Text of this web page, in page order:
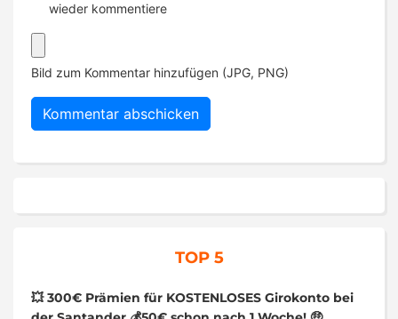
wieder kommentiere
Bild zum Kommentar hinzufügen (JPG, PNG)
TOP 5
💥 300€ Prämien für KOSTENLOSES Girokonto bei